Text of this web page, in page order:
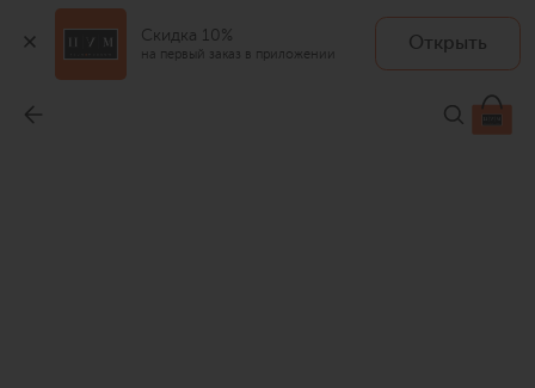
Скидка 10%
на первый заказ в приложении
Открыть
49 950 ₽